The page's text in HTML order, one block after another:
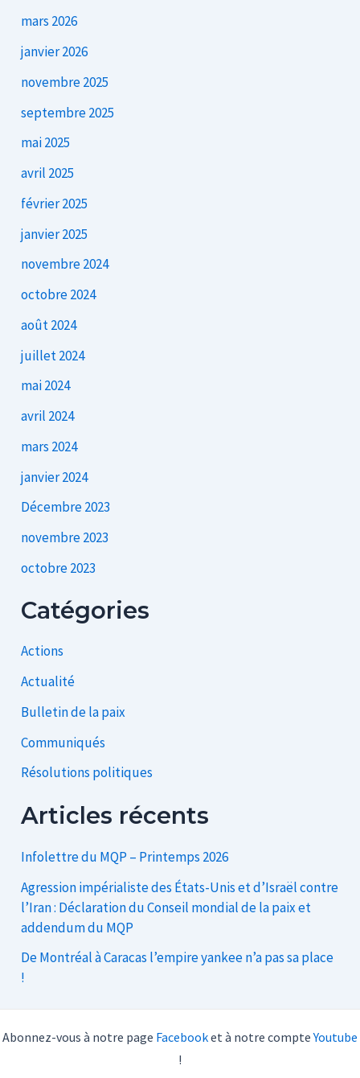
mars 2026
janvier 2026
novembre 2025
septembre 2025
mai 2025
avril 2025
février 2025
janvier 2025
novembre 2024
octobre 2024
août 2024
juillet 2024
mai 2024
avril 2024
mars 2024
janvier 2024
Décembre 2023
novembre 2023
octobre 2023
Catégories
Actions
Actualité
Bulletin de la paix
Communiqués
Résolutions politiques
Articles récents
Infolettre du MQP – Printemps 2026
Agression impérialiste des États-Unis et d’Israël contre
l’Iran : Déclaration du Conseil mondial de la paix et
addendum du MQP
De Montréal à Caracas l’empire yankee n’a pas sa place
!
Abonnez-vous à notre page Facebooket à notre compteYoutube
!